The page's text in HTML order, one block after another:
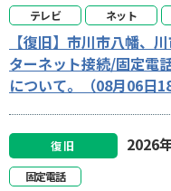
テレビ ネット
【復旧】市川市八幡、
ターネット接続/固定電
について。（08月06日
復旧 2026
固定電話